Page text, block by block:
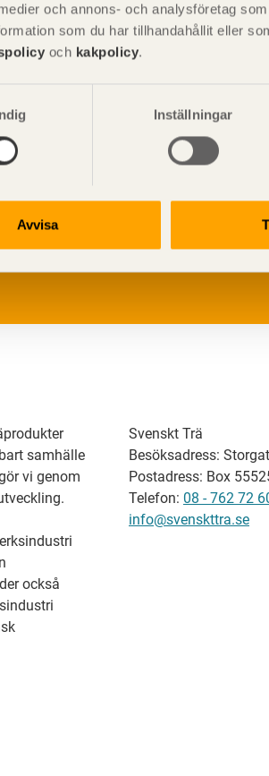
och annons- och analysföretag
som du har tillhandahållit eller
och kakpolicy.
Inställningar
Avvisa
samhälle
vi genom
också
Svenskt Trä
Besöksadress:
Postadress: Box
Telefon: 08 - 762 72
info@svenskttra.se